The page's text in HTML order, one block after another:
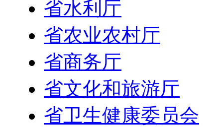
省水利厅
省农业农村厅
省商务厅
省文化和旅游厅
省卫生健康委员会